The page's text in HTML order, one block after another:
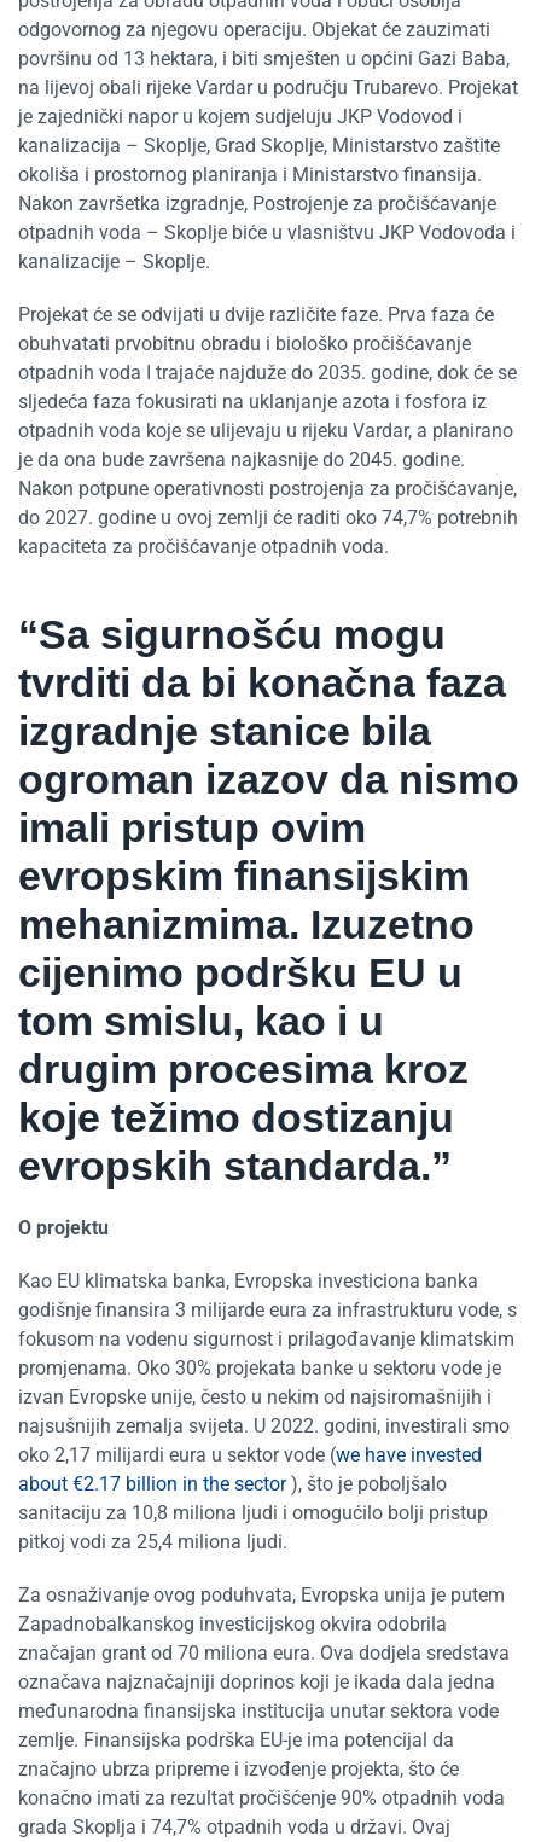
odgovornog za njegovu operaciju. Objekat će zauzimati
površinu od 13 hektara, i biti smješten u općini Gazi Baba,
na lijevoj obali rijeke Vardar u području Trubarevo. Projekat
je zajednički napor u kojem sudjeluju JKP Vodovod i
kanalizacija – Skoplje, Grad Skoplje, Ministarstvo zaštite
okoliša i prostornog planiranja i Ministarstvo finansija.
Nakon završetka izgradnje, Postrojenje za pročišćavanje
otpadnih voda – Skoplje biće u vlasništvu JKP Vodovoda i
kanalizacije – Skoplje.
Projekat će se odvijati u dvije različite faze. Prva faza će
obuhvatati prvobitnu obradu i biološko pročišćavanje
otpadnih voda I trajaće najduže do 2035. godine, dok će se
sljedeća faza fokusirati na uklanjanje azota i fosfora iz
otpadnih voda koje se ulijevaju u rijeku Vardar, a planirano
je da ona bude završena najkasnije do 2045. godine.
Nakon potpune operativnosti postrojenja za pročišćavanje,
do 2027. godine u ovoj zemlji će raditi oko 74,7% potrebnih
kapaciteta za pročišćavanje otpadnih voda.
“Sa sigurnošću mogu
tvrditi da bi konačna faza
izgradnje stanice bila
ogroman izazov da nismo
imali pristup ovim
evropskim finansijskim
mehanizmima. Izuzetno
cijenimo podršku EU u
tom smislu, kao i u
drugim procesima kroz
koje težimo dostizanju
evropskih standarda.”
O projektu
Kao EU klimatska banka, Evropska investiciona banka
godišnje finansira 3 milijarde eura za infrastrukturu vode, s
fokusom na vodenu sigurnost i prilagođavanje klimatskim
promjenama. Oko 30% projekata banke u sektoru vode je
izvan Evropske unije, često u nekim od najsiromašnijih i
najsušnijih zemalja svijeta. U 2022. godini, investirali smo
oko 2,17 milijardi eura u sektor vode (we have invested
about €2.17 billion in the sector), što je poboljšalo
sanitaciju za 10,8 miliona ljudi i omogućilo bolji pristup
pitkoj vodi za 25,4 miliona ljudi.
Za osnaživanje ovog poduhvata, Evropska unija je putem
Zapadnobalkanskog investicijskog okvira odobrila
značajan grant od 70 miliona eura. Ova dodjela sredstava
označava najznačajniji doprinos koji je ikada dala jedna
međunarodna finansijska institucija unutar sektora vode
zemlje. Finansijska podrška EU-je ima potencijal da
značajno ubrza pripreme i izvođenje projekta, što će
konačno imati za rezultat pročišćenje 90% otpadnih voda
grada Skoplja i 74,7% otpadnih voda u državi. Ovaj